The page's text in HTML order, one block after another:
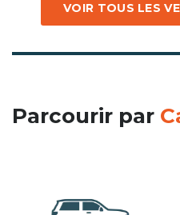
VOIR TOUS LES
Parcourir par